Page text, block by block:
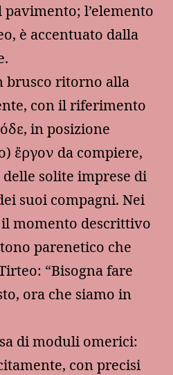
l’elemento
è accentuato dalla
brusco ritorno alla
con il riferimento
in posizione
ἔργον da compiere,
solite imprese di
suoi compagni. Nei
momento descrittivo
parenetico che
“Bisogna fare
ora che siamo in
di moduli omerici:
con precisi